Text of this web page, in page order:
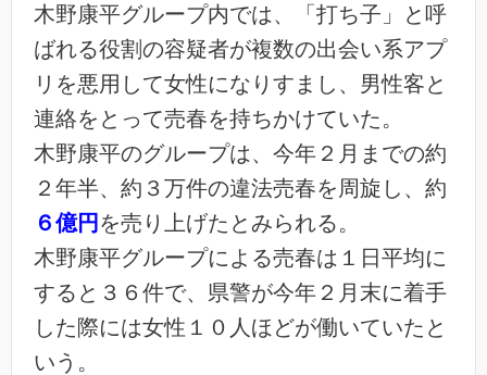
木野康平グループ内では、「打ち子」と呼
ばれる役割の容疑者が複数の出会い系アプ
リを悪用して女性になりすまし、男性客と
連絡をとって売春を持ちかけていた。
木野康平のグループは、今年２月までの約
２年半、約３万件の違法売春を周旋し、約
６億円 を売り上げたとみられる。
木野康平グループによる売春は１日平均に
すると３６件で、県警が今年２月末に着手
した際には女性１０人ほどが働いていたと
いう。